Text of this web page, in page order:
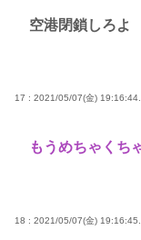
空港閉鎖しろよ
17 : 2021/05/07(金)
もうめちゃくち
18 : 2021/05/07(金)